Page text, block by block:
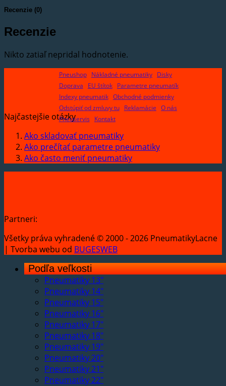
Recenzie (0)
Recenzie
Nikto zatiaľ nepridal hodnotenie.
Pneushop Nákladné pneumatiky
Disky
Doprava
EU štítok
Parametre pneumatík
Indexy pneumatik Obchodné podmienky
Odstúpiť od zmluvy tu
Reklamácie O nás
Pneuservis
Kontakt
Najčastejšie otázky
Ako skladovať pneumatiky
Ako prečítať parametre pneumatiky
Ako často meniť pneumatiky
Partneri:
Všetky práva vyhradené © 2000 - 2026 PneumatikyLacne
| Tvorba webu od BUGESWEB
Podľa veľkosti
Pneumatiky 13"
Pneumatiky 14"
Pneumatiky 15"
Pneumatiky 16"
Pneumatiky 17"
Pneumatiky 18"
Pneumatiky 19"
Pneumatiky 20"
Pneumatiky 21"
Pneumatiky 22"